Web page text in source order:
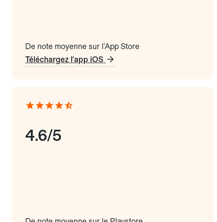
De note moyenne sur l'App Store
Téléchargez l'app iOS
4.6/5